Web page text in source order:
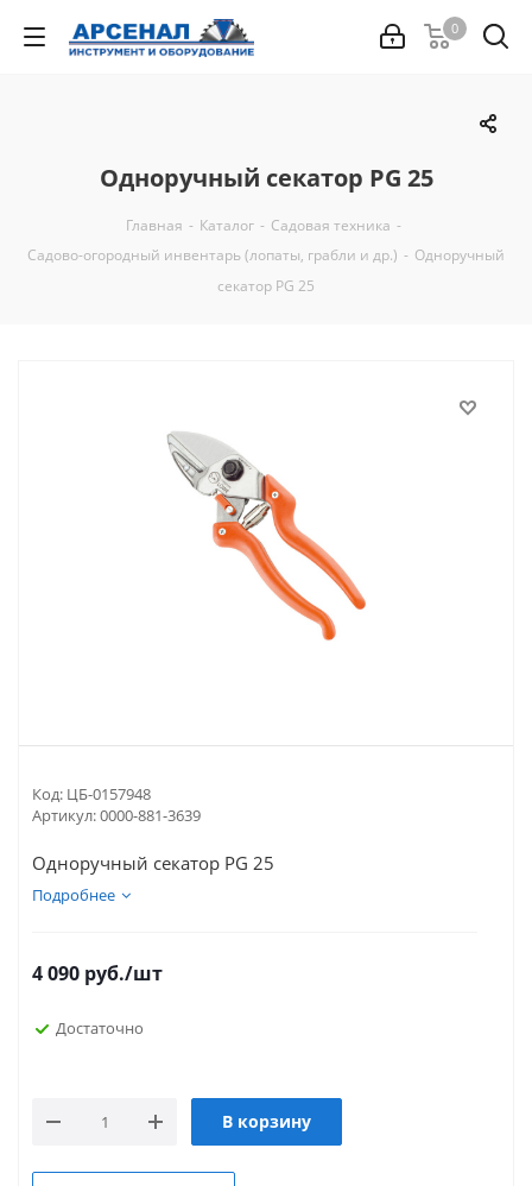
0
Одноручный секатор PG 25
Главная - Каталог - Садовая техника -
Садово-огородный инвентарь (лопаты, грабли и др.) - Одноручный
секатор PG 25
Код: ЦБ-0157948
Артикул:0000-881-3639
Одноручный секатор PG 25
Подробнее
4 090 руб./шт
Достаточно
В корзину